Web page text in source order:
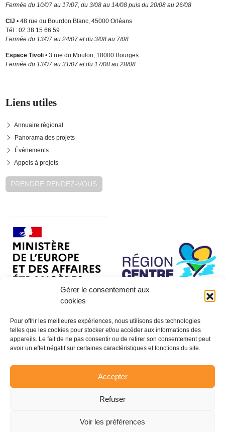
Gérer le consentement aux
cookies
Pour offrir les meilleures expériences, nous utilisons des technologies
telles que les cookies pour stocker et/ou accéder aux informations des
appareils. Le fait de ne pas consentir ou de retirer son consentement peut
avoir un effet négatif sur certaines caractéristiques et fonctions du site.
Accepter
Refuser
Voir les préférences
Fermée du 10/07 au 17/07, du 3/08 au 14/08 puis du 20/08 au 26/08
CIJ • 48 rue du Bourdon Blanc, 45000 Orléans
Tél : 02 38 15 66 59
Fermée du 13/07 au 24/07 et du 3/08 au 7/08
Espace Tivoli• 3 rue du Moulon, 18000 Bourges
Fermée du 13/07 au 31/07 et du 17/08 au 28/08
Liens utiles
Annuaire régional
Panorama des projets
Événements
Appels à projets
PRENDRE RENDEZ-VOUS